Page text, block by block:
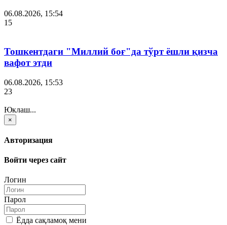
06.08.2026, 15:54
15
Тошкентдаги "Миллий боғ"да тўрт ёшли қизча
вафот этди
06.08.2026, 15:53
23
Юклаш...
×
Авторизация
Войти через сайт
Логин
Парол
Ёдда сақламоқ мени